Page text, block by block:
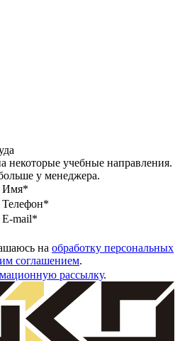
некоторые учебные направления.
у менеджера.
Имя*
Телефон*
E-mail*
на обработку персональных
соглашением.
рассылку.